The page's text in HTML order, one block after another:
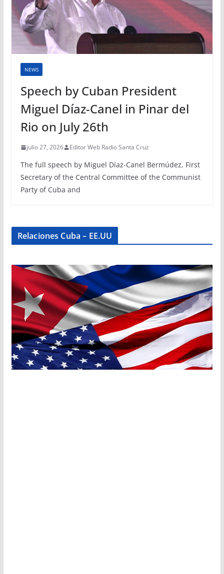
NEWS
Speech by Cuban President
Miguel Díaz-Canel in Pinar del
Rio on July 26th
julio 27, 2026 Editor Web Radio Santa Cruz
The full speech by Miguel Díaz-Canel Bermúdez, First
Secretary of the Central Committee of the Communist
Party of Cuba and
Relaciones Cuba – EE.UU